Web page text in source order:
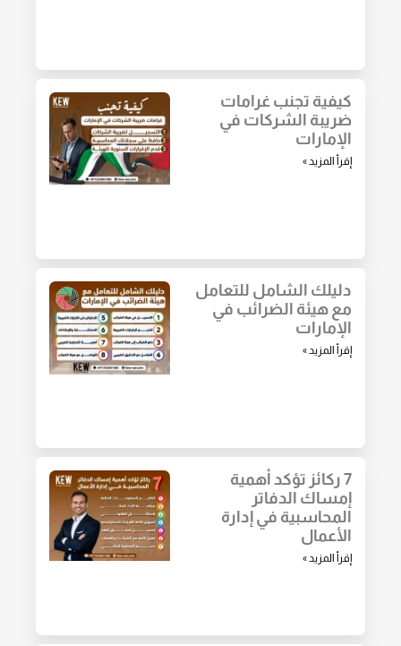
كيفية تجنب غرامات
ضريبة الشركات في
الإمارات
إقرأ المزيد »
دليلك الشامل للتعامل
مع هيئة الضرائب في
الإمارات
إقرأ المزيد »
7 ركائز تؤكد أهمية
إمساك الدفاتر
المحاسبية في إدارة
الأعمال
إقرأ المزيد »